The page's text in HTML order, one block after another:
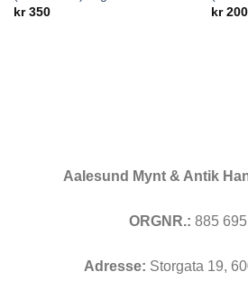
kr350
kr200
Aalesund Mynt & Antik
ORGNR.: 885
Adresse: Storgata 19,